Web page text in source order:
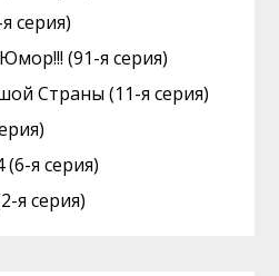
серия)
(91-я серия)
Страны (11-я серия)
я серия)
я серия)